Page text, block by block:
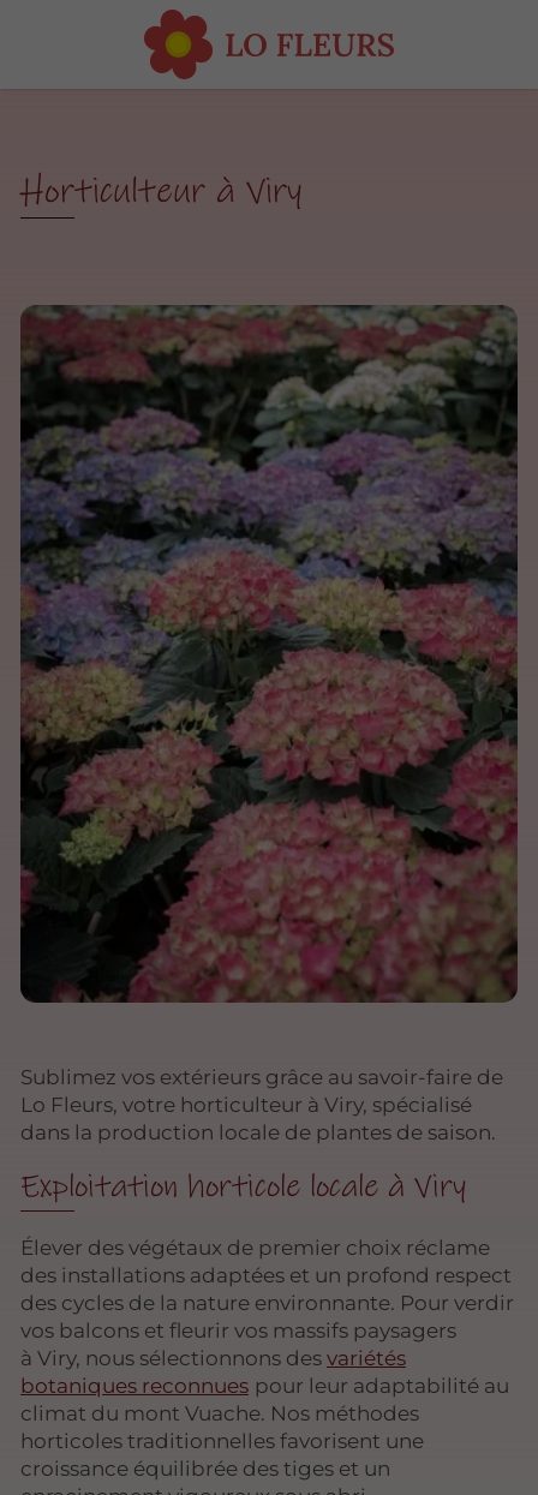
Horticulteur à Viry
Sublimez vos extérieurs grâce au savoir-faire de
Lo Fleurs, votre horticulteur à Viry, spécialisé
dans la production locale de plantes de saison.
Exploitation horticole locale à Viry
Élever des végétaux de premier choix réclame
des installations adaptées et un profond respect
des cycles de la nature environnante. Pour verdir
vos balcons et fleurir vos massifs paysagers
à Viry, nous sélectionnons des variétés
botaniques reconnues pour leur adaptabilité au
climat du mont Vuache. Nos méthodes
horticoles traditionnelles favorisent une
croissance équilibrée des tiges et un